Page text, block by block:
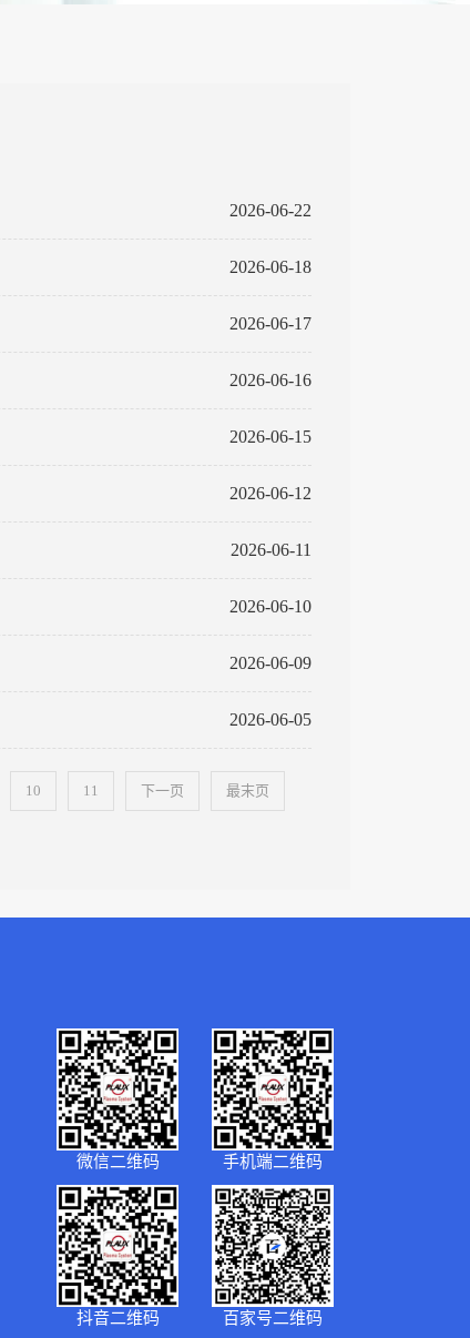
2026-06-22
2026-06-18
2026-06-17
2026-06-16
2026-06-15
2026-06-12
2026-06-11
2026-06-10
2026-06-09
2026-06-05
10 11 下一页 最末页
微信二维码 手机端二维码
抖音二维码 百家号二维码